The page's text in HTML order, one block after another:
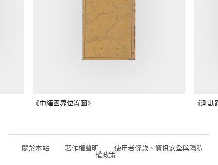
《中緬國界位置圖》 《測
關於本站 著作權聲明 使用者條款、資訊安全與隱私
權政策